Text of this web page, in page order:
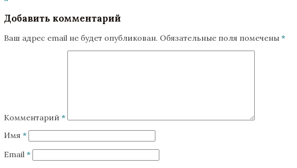
Добавить комментарий
Ваш адрес email не будет опубликован. Обязательные поля помечены *
Комментарий *
Имя *
Email *